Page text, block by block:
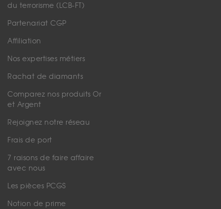
du terrorisme (LCB-FT)
Partenariat CGP
Affiliation
Nos expertises métiers
Rachat de diamants
Comparez nos produits Or
et Argent
Rejoignez notre réseau
Frais de port
7 raisons de faire affaire
avec nous
Les pièces PCGS
Notion de prime